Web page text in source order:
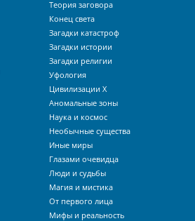
Теория заговора
Конец света
Загадки катастроф
Загадки истории
Загадки религии
Уфология
Цивилизации Х
Аномальные зоны
Наука и космос
Необычные существа
Иные миры
Глазами очевидца
Люди и судьбы
Магия и мистика
От первого лица
Мифы и реальность